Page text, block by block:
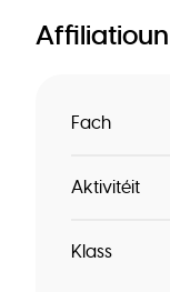
Affiliatioun
Fach
Aktivitéit
Klass